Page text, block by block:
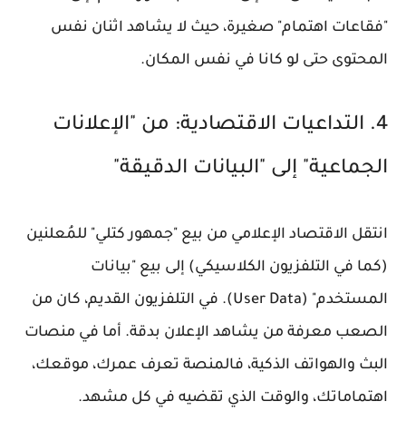
"فقاعات اهتمام" صغيرة، حيث لا يشاهد اثنان نفس
المحتوى حتى لو كانا في نفس المكان.
4. التداعيات الاقتصادية: من "الإعلانات
الجماعية" إلى "البيانات الدقيقة"
انتقل الاقتصاد الإعلامي من بيع "جمهور كتلي" للمُعلنين
(كما في التلفزيون الكلاسيكي) إلى بيع "بيانات
المستخدم" (User Data). في التلفزيون القديم، كان من
الصعب معرفة من يشاهد الإعلان بدقة. أما في منصات
البث والهواتف الذكية، فالمنصة تعرف عمرك، موقعك،
اهتماماتك، والوقت الذي تقضيه في كل مشهد.